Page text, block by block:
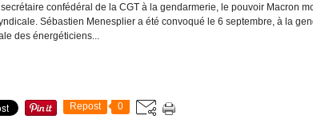
confédéral de la CGT à la gendarmerie, le pouvoir Macron
Sébastien Menesplier a été convoqué le 6 septembre, à la
des énergéticiens...
Repost 0